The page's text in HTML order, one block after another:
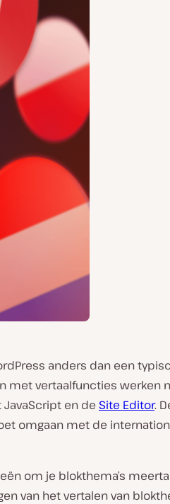
anders dan een
met vertaalfuncties werken
en de Site Editor.
omgaan met de
om je blokthema’s
van het vertalen van